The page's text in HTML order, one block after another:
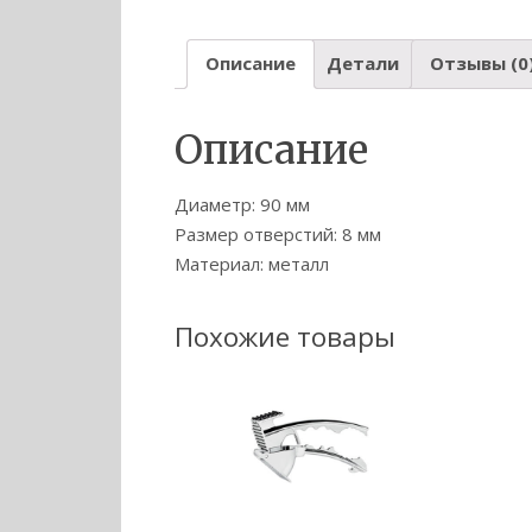
Описание Детали Отзывы
Описание
Диаметр: 90 мм
Размер отверстий: 8 мм
Материал: металл
Похожие товары